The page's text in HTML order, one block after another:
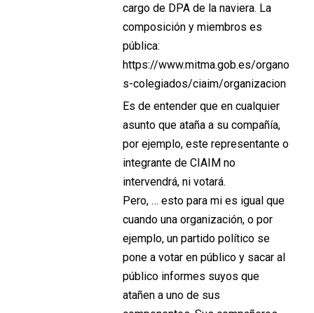
cargo de DPA de la naviera. La
composición y miembros es
pública:
https://www.mitma.gob.es/organo
s-colegiados/ciaim/organizacion
Es de entender que en cualquier
asunto que ataña a su compañía,
por ejemplo, este representante o
integrante de CIAIM no
intervendrá, ni votará.
Pero, … esto para mi es igual que
cuando una organización, o por
ejemplo, un partido político se
pone a votar en público y sacar al
público informes suyos que
atañen a uno de sus